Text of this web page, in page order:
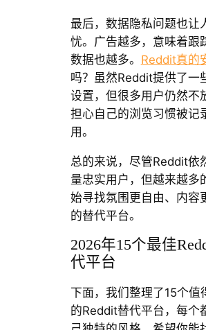
最后，数据隐私问题也让
忧。广告越多，意味着跟
数据也越多。 Reddit真的
吗？虽然Reddit提供了一
设置，但很多用户仍然不
担心自己的浏览习惯被记
用。
总的来说，尽管Reddit依
量忠实用户，但越来越多
始寻找氛围更自由、内容
的替代平台。
2026年15个最佳
代平台
下面，我们整理了15个值
的Reddit替代平台，每个